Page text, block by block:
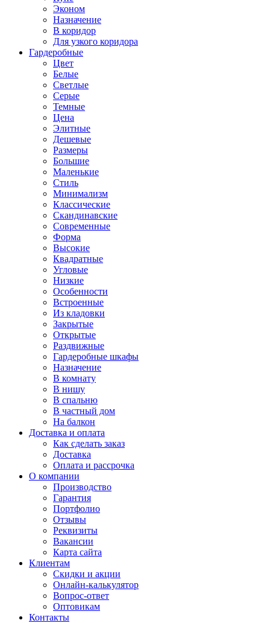
Эконом
Назначение
В коридор
Для узкого коридора
Гардеробные
Цвет
Белые
Светлые
Серые
Темные
Цена
Элитные
Дешевые
Размеры
Большие
Маленькие
Стиль
Минимализм
Классические
Скандинавские
Современные
Форма
Высокие
Квадратные
Угловые
Низкие
Особенности
Встроенные
Из кладовки
Закрытые
Открытые
Раздвижные
Гардеробные шкафы
Назначение
В комнату
В нишу
В спальню
В частный дом
На балкон
Доставка и оплата
Как сделать заказ
Доставка
Оплата и рассрочка
О компании
Производство
Гарантия
Портфолио
Отзывы
Реквизиты
Вакансии
Карта сайта
Клиентам
Скидки и акции
Онлайн-калькулятор
Вопрос-ответ
Оптовикам
Контакты